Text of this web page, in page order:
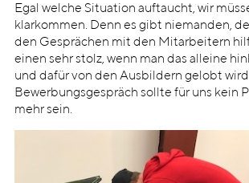
Egal welche Situation auftaucht, wir
klarkommen. Denn es gibt niemanden,
den Gesprächen mit den Mitarbeitern
einen sehr stolz, wenn man das alleine
und dafür von den Ausbildern gelobt
Bewerbungsgespräch sollte für uns kein
mehr sein.